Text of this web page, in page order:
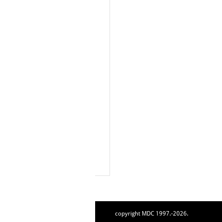
copyright MDC 1997.-2026.